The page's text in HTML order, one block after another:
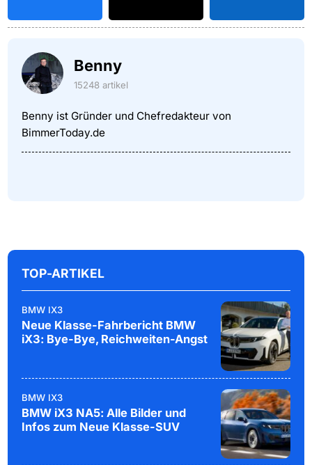
Benny
15248 artikel
Benny ist Gründer und Chefredakteur von
BimmerToday.de
TOP-ARTIKEL
BMW IX3
Neue Klasse-Fahrbericht BMW
iX3: Bye-Bye, Reichweiten-Angst
BMW IX3
BMW iX3 NA5: Alle Bilder und
Infos zum Neue Klasse-SUV